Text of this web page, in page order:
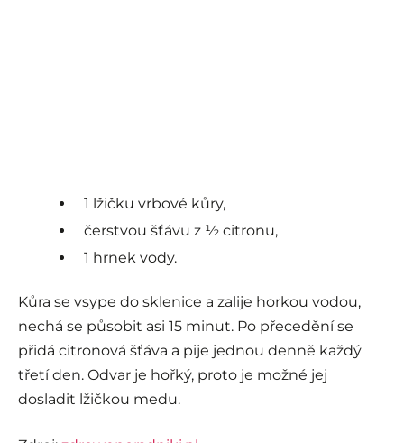
1 lžičku vrbové kůry,
čerstvou šťávu z ½ citronu,
1 hrnek vody.
Kůra se vsype do sklenice a zalije horkou vodou,
nechá se působit asi 15 minut. Po přecedění se
přidá citronová šťáva a pije jednou denně každý
třetí den. Odvar je hořký, proto je možné jej
dosladit lžičkou medu.